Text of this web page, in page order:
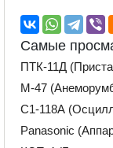
Самые
ПТК-11Д
М-47
С1-118А
Panasonic